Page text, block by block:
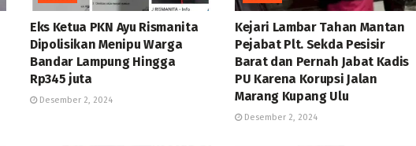
Eks Ketua PKN Ayu Rismanita
Dipolisikan Menipu Warga
Bandar Lampung Hingga
Rp345 juta
Desember 2, 2024
Kejari Lambar Tahan Mantan
Pejabat Plt. Sekda Pesisir
Barat dan Pernah Jabat Kadis
PU Karena Korupsi Jalan
Marang Kupang Ulu
Desember 2, 2024